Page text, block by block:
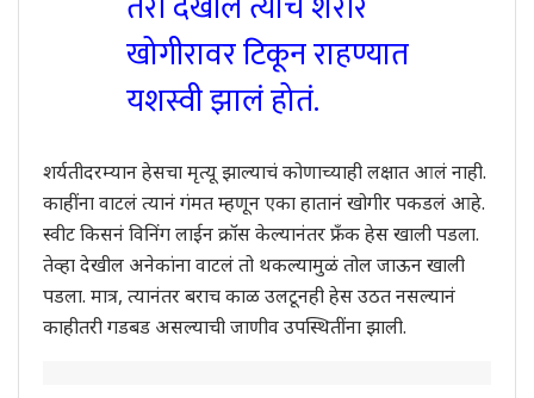
खोगीरावर टिकून राहण्यात
यशस्वी झालं होतं.
शर्यतीदरम्यान हेसचा मृत्यू झाल्याचं कोणाच्याही लक्षात आलं नाही.
काहींना वाटलं त्यानं गंमत म्हणून एका हातानं खोगीर पकडलं आहे.
स्वीट किसनं विनिंग लाईन क्रॉस केल्यानंतर फ्रँक हेस खाली पडला.
तेव्हा देखील अनेकांना वाटलं तो थकल्यामुळं तोल जाऊन खाली
पडला. मात्र, त्यानंतर बराच काळ उलटूनही हेस उठत नसल्यानं
काहीतरी गडबड असल्याची जाणीव उपस्थितींना झाली.